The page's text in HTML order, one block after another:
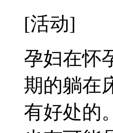
[活动]
孕妇在怀
期的躺在
有好处的